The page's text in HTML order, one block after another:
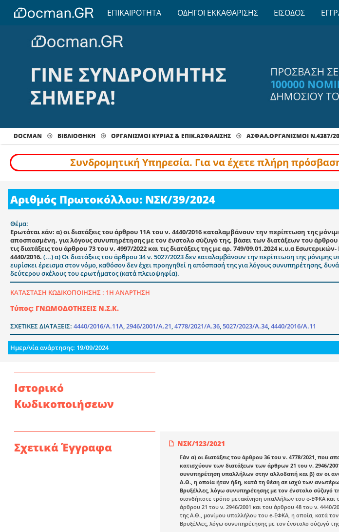
ΕΠΙΚΑΙΡΟΤΗΤΑ ΟΔΗΓΟΙ ΕΚΚΑΘΑΡΙΣΗΣ ΕΙΣΟΔΟΣ
DOCMAN ΒΙΒΛΙΟΘΗΚΗ ΟΡΓΑΝΙΣΜΟΙ ΚΥΡΙΑΣ & ΕΠΙΚ.ΑΣΦΑΛΙΣΗΣ ΑΣΦΑΛ.ΟΡΓΑΝΙΣΜΟΙ Ν.4387/
Συνδρομητική Υπηρεσία. Για να έχετε πλήρη
Αριθμός Πρωτοκόλλου: ΝΣΚ/39/2024
Θέμα:
Ερωτάται εάν: α) οι διατάξεις του άρθρου 11Α του ν. 4440/2016 καταλαμβάνουν την περίπτωση της
αποσπασμένη, για λόγους συνυπηρέτησης με τον ένστολο σύζυγό της, βάσει των διατάξεων του
τις διατάξεις του άρθρου 73 του ν. 4997/2022 και τις διατάξεις της με αρ. 749/09.01.2024 κ.υ.α
4440/2016. (...) α) Οι διατάξεις του άρθρου 34 ν. 5027/2023 δεν καταλαμβάνουν την περίπτωση της
ευρίσκει έρεισμα στον νόμο, καθόσον δεν έχει προηγηθεί η απόσπασή της για λόγους συνυπηρέτησης,
δεύτερου σκέλους του ερωτήματος (κατά πλειοψηφία).
ΚΑΤΑΣΤΑΣΗ ΚΩΔΙΚΟΠΟΙΗΣΗΣ : 1Η ΑΝΑΡΤΗΣΗ
Τύπος: ΓΝΩΜΟΔΟΤΗΣΕΙΣ Ν.Σ.Κ.
ΣΧΕΤΙΚΕΣ ΔΙΑΤΑΞΕΙΣ: 4440/2016/Α.11Α 2946/2001/Α.21 4778/2021/Α.36 5027/2023/Α.34, 4440/2016/Α.11
Ημερ/νία ανάρτησης: 19/09/2024
Ιστορικό
Κωδικοποιήσεων
Σχετικά Έγγραφα ΝΣΚ/123/2021
Εάν α) οι διατάξεις του άρθρου 36 του ν. 4778/2021, που
κατισχύουν των διατάξεων των άρθρων 21 του ν. 2946/
συνυπηρέτηση υπαλλήλων στην αλλοδαπή και β) αν οι
Α.Θ., η οποία ήταν ήδη, κατά τη θέση σε ισχύ των
Βρυξέλλες, λόγω συνυπηρέτησης με τον ένστολο σύζυγό
οιονδήποτε τρόπο μετακίνηση υπαλλήλων του e-ΕΦΚΑ και
άρθρου 21 του ν. 2946/2001 και του άρθρου 48 του ν. 4440/
της Α.Θ., μονίμου υπαλλήλου του e-ΕΦΚΑ, η οποία, κατά
Βρυξέλλες, λόγω συνυπηρέτησης με τον ένστολο σύζυγό